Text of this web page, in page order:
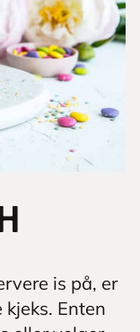
is på, er
Enten